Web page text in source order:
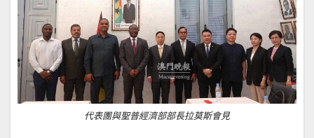
代表團與聖普經濟部部長拉莫斯會見